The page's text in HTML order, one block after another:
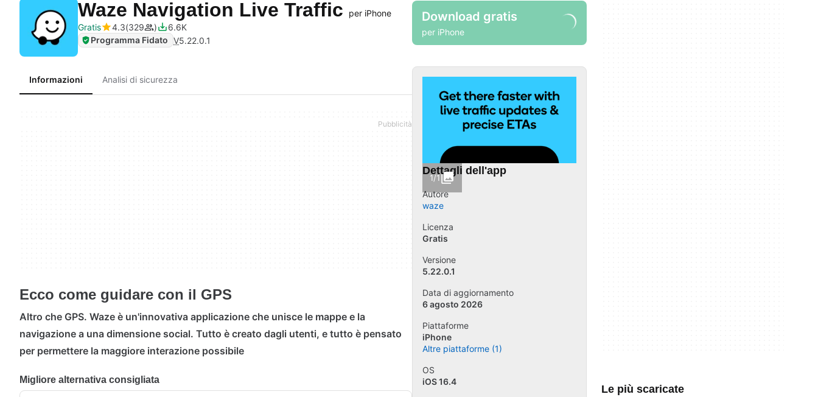
Waze Navigation Live Traffic
per iPhone
Gratis
4.3 329
6.6K
Programma Fidato V5.22.0.1
Download gratis
per iPhone
Informazioni Analisi di sicurezza
Ecco come guidare con il GPS
Altro che GPS. Waze è un'innovativa applicazione che unisce le mappe e la
navigazione a una dimensione social. Tutto è creato dagli utenti, e tutto è pensato
per permettere la maggiore interazione possibile
Migliore alternativa consigliata
1/1
Dettagli dell'app
Autore
waze
Licenza
Gratis
Versione
5.22.0.1
Data di aggiornamento
6 agosto 2026
Piattaforme
iPhone
Altre piattaforme (1)
OS
iOS 16.4
Le più scaricate